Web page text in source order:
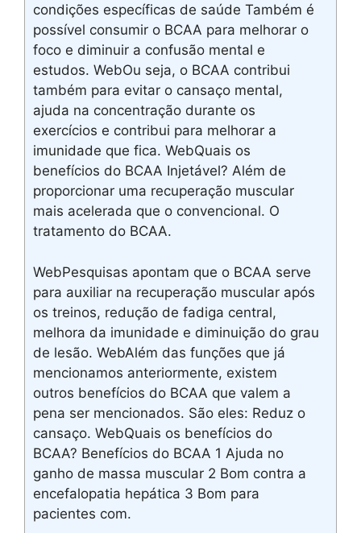
condições específicas de saúde Também é
possível consumir o BCAA para melhorar o
foco e diminuir a confusão mental e
estudos. WebOu seja, o BCAA contribui
também para evitar o cansaço mental,
ajuda na concentração durante os
exercícios e contribui para melhorar a
imunidade que fica. WebQuais os
benefícios do BCAA Injetável? Além de
proporcionar uma recuperação muscular
mais acelerada que o convencional. O
tratamento do BCAA.
WebPesquisas apontam que o BCAA serve
para auxiliar na recuperação muscular após
os treinos, redução de fadiga central,
melhora da imunidade e diminuição do grau
de lesão. WebAlém das funções que já
mencionamos anteriormente, existem
outros benefícios do BCAA que valem a
pena ser mencionados. São eles: Reduz o
cansaço. WebQuais os benefícios do
BCAA? Benefícios do BCAA 1 Ajuda no
ganho de massa muscular 2 Bom contra a
encefalopatia hepática 3 Bom para
pacientes com.